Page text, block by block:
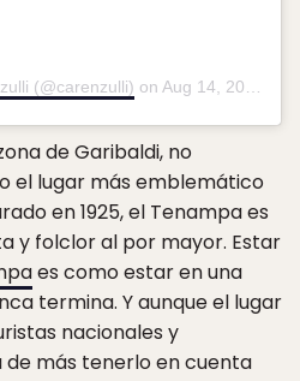
(@carenzulli) on Aug 14, 2018 at 6:36am PDT
de Garibaldi, no
el lugar más emblemático
en 1925, el Tenampa es
y folclor al por mayor. Estar
es como estar en una
termina. Y aunque el lugar
nacionales y
más tenerlo en cuenta